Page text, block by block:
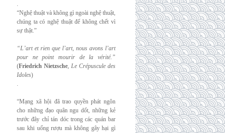
.
“Nghệ thuật và không gì ngoài nghệ thuật,
chúng ta có nghệ thuật để không chết vì
sự thật.”
“L’art et rien que l’art, nous avons l’art
pour ne point mourir de la vérité.”
(Friedrich Nietzsche, Le Crépuscule des
Idoles)
.
“Mạng xã hội đã trao quyền phát ngôn
cho những đạo quân ngu dốt, những kẻ
trước đây chỉ tán dóc trong các quán bar
sau khi uống rượu mà không gây hại gì